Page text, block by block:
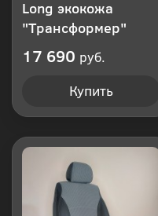
Long экокожа
"Трансформер"
17 690 руб.
Купить